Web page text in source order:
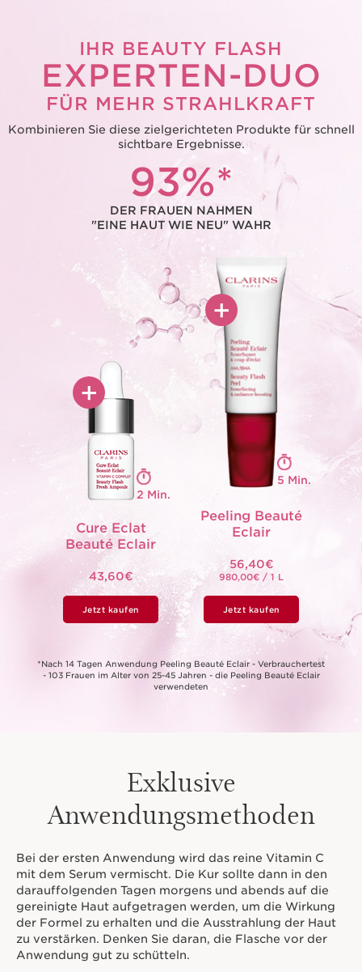
IHR BEAUTY FLASH
EXPERTEN-DUO
FÜR MEHR STRAHLKRAFT
Kombinieren Sie diese zielgerichteten Produkte für schnell
sichtbare Ergebnisse.
93%*
DER FRAUEN NAHMEN
"EINE HAUT WIE NEU" WAHR
Cure Eclat
Beauté Eclair
2 Min.
43,60€
Jetzt kaufen
ANWENDUNG,
um Ausstrahlung
und Strahlkraft
der Haut zu beleben
+
Peeling Beauté
Eclair
5 Min.
56,40€
980,00€ / 1 L
Jetzt kaufen
2 X PRO
WOCHE,
um abgestorbene
Hautschüppchen
und das Hautbild
zu verfeinern
+
*Nach 14 Tagen Anwendung Peeling Beauté Eclair - Verbrauchertest
- 103 Frauen im Alter von 25-45 Jahren - die Peeling Beauté Eclair
verwendeten
Exklusive
Anwendungsmethoden
Bei der ersten Anwendung wird das reine Vitamin C
mit dem Serum vermischt. Die Kur sollte dann in den
darauffolgenden Tagen morgens und abends auf die
gereinigte Haut aufgetragen werden, um die Wirkung
der Formel zu erhalten und die Ausstrahlung der Haut
zu verstärken. Denken Sie daran, die Flasche vor der
Anwendung gut zu schütteln.